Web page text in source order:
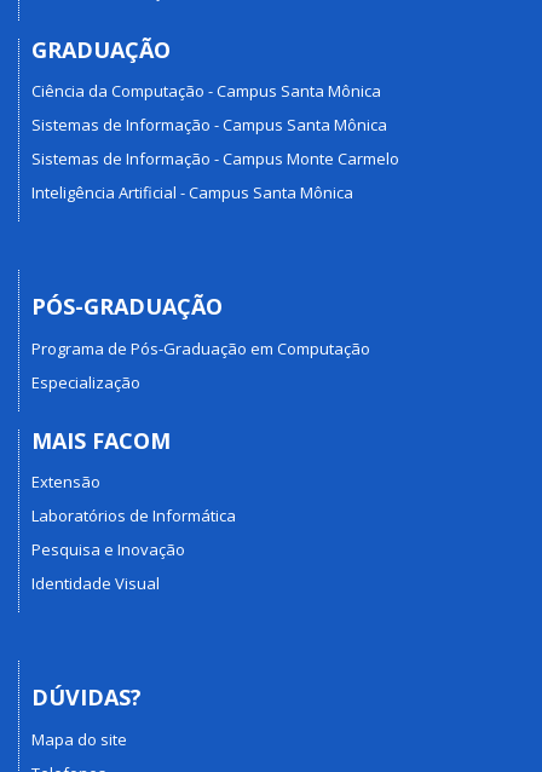
GRADUAÇÃO
Ciência da Computação - Campus Santa Mônica
Sistemas de Informação - Campus Santa Mônica
Sistemas de Informação - Campus Monte Carmelo
Inteligência Artificial - Campus Santa Mônica
PÓS-GRADUAÇÃO
Programa de Pós-Graduação em Computação
Especialização
MAIS FACOM
Extensão
Laboratórios de Informática
Pesquisa e Inovação
Identidade Visual
DÚVIDAS?
Mapa do site